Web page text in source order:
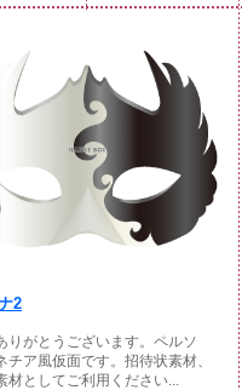
2
りがとうございます。ペルソ
チア風仮面です。招待状素材、
材としてご利用ください...